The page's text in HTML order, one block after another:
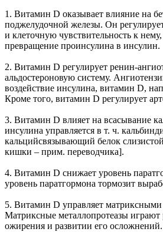
1. Витамин D оказывает влияние на
поджелудочной железы. Он
и клеточную чувствительность к
превращение проинсулина в инсулин.
2. Витамин D регулирует ренин-
альдостероновую систему.
воздействие инсулина, витамин D,
Кроме того, витамин D регулирует
3. Витамин D влияет на всасывание
инсулина управляется в т. ч.
кальцийсвязывающий белок
кишки – прим. переводчика].
4. Витамин D снижает уровень
уровень паратгормона тормозит
5. Витамин D управляет матриксными
Матриксные металлопротеазы
ожирения и развитии его осложнений.